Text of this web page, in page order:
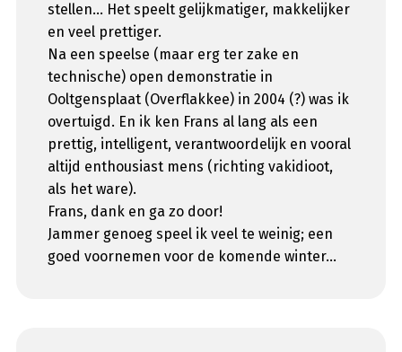
stellen… Het speelt gelijkmatiger, makkelijker
en veel prettiger.
Na een speelse (maar erg ter zake en
technische) open demonstratie in
Ooltgensplaat (Overflakkee) in 2004 (?) was ik
overtuigd. En ik ken Frans al lang als een
prettig, intelligent, verantwoordelijk en vooral
altijd enthousiast mens (richting vakidioot,
als het ware).
Frans, dank en ga zo door!
Jammer genoeg speel ik veel te weinig; een
goed voornemen voor de komende winter…